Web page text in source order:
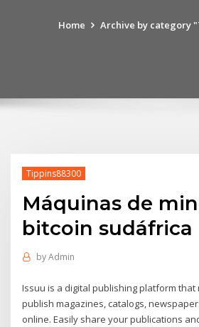
Home Archive by category
Tippins88300
Máquinas de
bitcoin sudáfrica
byAdmin
Issuu is a digital publishing platform that
publish magazines, catalogs,
online. Easily share your publications